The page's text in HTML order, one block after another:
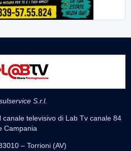
S.r.l.
canale televisivo di Lab Tv canale 84
Campania
– Torrioni (AV)